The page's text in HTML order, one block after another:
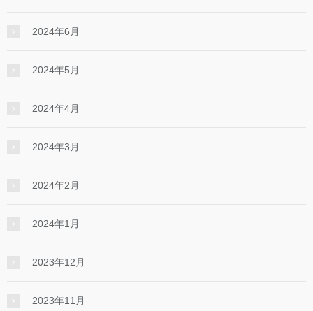
2024年6月
2024年5月
2024年4月
2024年3月
2024年2月
2024年1月
2023年12月
2023年11月